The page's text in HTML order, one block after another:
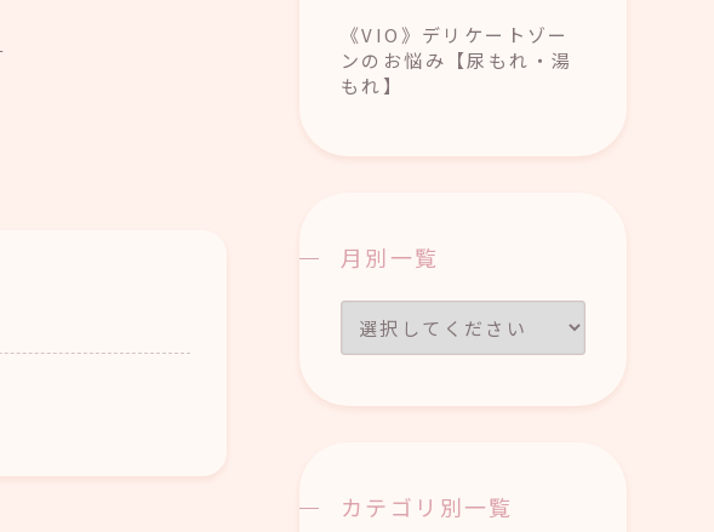
《VIO》デリケートゾー
ンのお悩み【尿もれ・湯
もれ】
月別一覧
カテゴリ別一覧